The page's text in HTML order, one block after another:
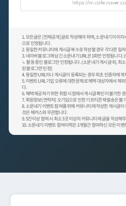
1. 모든글은 [전체공개] 글로 작성해야 하며, 소문내기 이미
으로 인정됩니다.
2. 동일한 커뮤니티에 게시글 복수로 작성할 경우 각 다른 일
3. 네이버 블로그에 남긴 소문내기 URL은 1회만 인정됩니다.
ㄴ 활동 중인 블로그만 인정됩니다. (소문내기 게시글 외, 최
된 블로그만 인정)
4. 동일한 URL이나 게시글이 등록되는 경우 최초 인증자에게
5. 이벤트 URL 기입 오류에 대한 문제로 헤택 대상자에서 제
다.
6. 혜택 제공하기 위한 취합 시점에서 게시글 확인이 불가한
7. 회원정보(연락처) 오기입으로 인한 기프티콘 재발송은 불
8. 소문내기 이벤트 참여를 위해 커뮤니티에 작성한 게시글
것은 해커스와 무관합니다.
9. 5건 이상 참여 시 최소 3곳 이상의 커뮤니티에 글을 작성해
10. 소문내기 이벤트 참여이력은 1개월간 참여하신 모든 이